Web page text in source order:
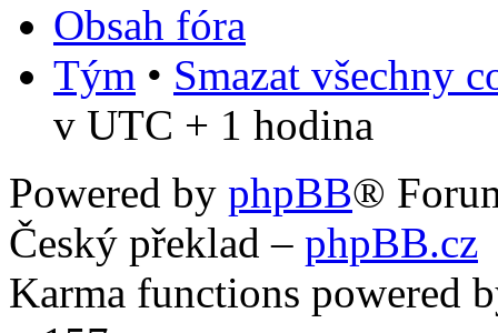
Obsah fóra
Tým • Smazat všechny
v UTC + 1 hodina
Powered by phpBB®
Český překlad – phpBB.cz
Karma functions powered